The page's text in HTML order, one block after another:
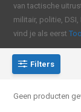
van tactische
militair, politie,
vind je als eerst
Filters
Geen producten